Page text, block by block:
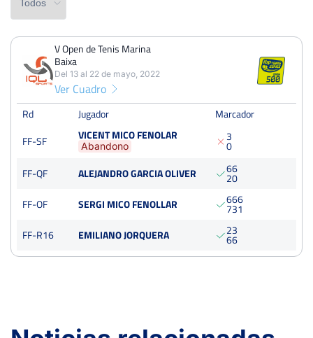
PERDIDOSPARTIDOS
1 4
PERDIDOS SETS
2 6
PERDIDOS JUEGOS GANADOS
Del 13 al 22 de mayo, 2022
Semifinales
V Open de Tenis Marina
Baixa
Del 13 al 22 de mayo, 2022
Ver Cuadro
Rd Jugador
Marcador
FF-SF
VICENT MICO FENOLAR
Abandono
3
0
FF-QF
ALEJANDRO GARCIA OLIVER 6
2
6
0
FF-OF
SERGI MICO FENOLLAR 6
7
6
3
6
1
FF-R16
EMILIANO JORQUERA 2
6
3
6